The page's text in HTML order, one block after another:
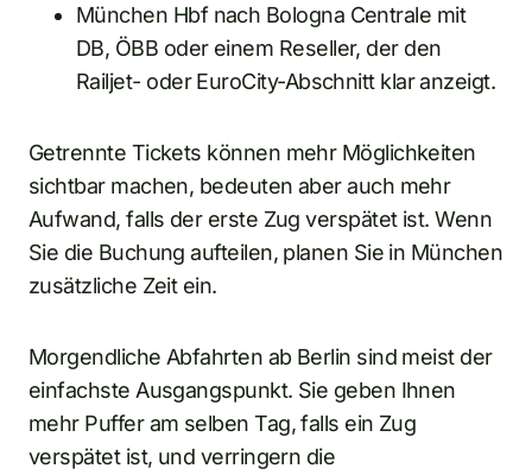
München Hbf nach Bologna Centrale mit
DB, ÖBB oder einem Reseller, der den
Railjet- oder EuroCity-Abschnitt klar anzeigt.
Getrennte Tickets können mehr Möglichkeiten
sichtbar machen, bedeuten aber auch mehr
Aufwand, falls der erste Zug verspätet ist. Wenn
Sie die Buchung aufteilen, planen Sie in München
zusätzliche Zeit ein.
Morgendliche Abfahrten ab Berlin sind meist der
einfachste Ausgangspunkt. Sie geben Ihnen
mehr Puffer am selben Tag, falls ein Zug
verspätet ist, und verringern die